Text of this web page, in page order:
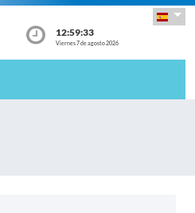
12:59:33
Viernes 7 de agosto 2026